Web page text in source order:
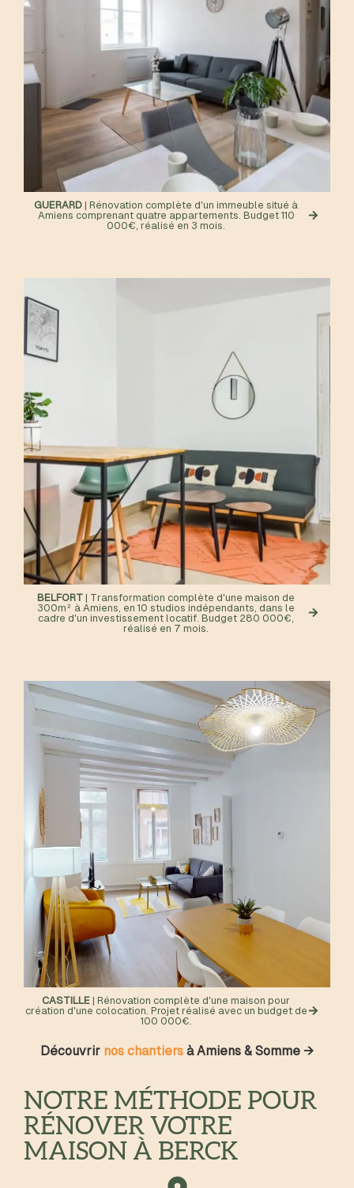
GUERARD | Rénovation complète d'un immeuble situé à
Amiens comprenant quatre appartements. Budget 110
000€, réalisé en 3 mois.
BELFORT | Transformation complète d'une maison de
300m² à Amiens, en 10 studios indépendants, dans le
cadre d'un investissement locatif. Budget 280 000€,
réalisé en 7 mois.
CASTILLE | Rénovation complète d'une maison pour
création d'une colocation. Projet réalisé avec un budget de
100 000€.
Découvrir nos chantiers à Amiens & Somme →
NOTRE MÉTHODE POUR
RÉNOVER VOTRE
MAISON À BERCK